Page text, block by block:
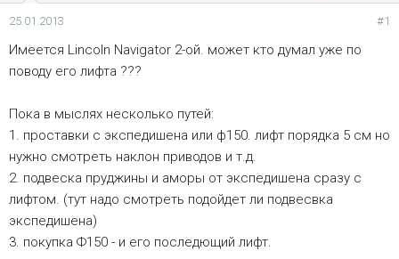
а
25.01.2013 #1
Имеется Lincoln Navigator 2-ой. может кто думал уже по
поводу его лифта ???
Пока в мыслях несколько путей:
1. проставки с экспедишена или ф150. лифт порядка 5 см но
нужно смотреть наклон приводов и т.д.
2. подвеска пруджины и аморы от экспедишена сразу с
лифтом. (тут надо смотреть подойдет ли подвесвка
экспедишена)
3. покупка Ф150 - и его последющий лифт.